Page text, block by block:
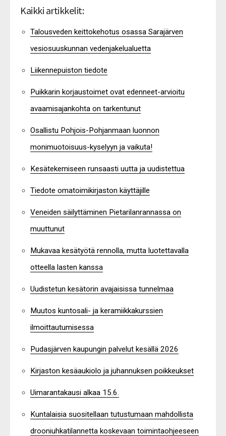
Kaikki artikkelit:
Talousveden keittokehotus osassa Sarajärven
vesiosuuskunnan vedenjakelualuetta
Liikennepuiston tiedote
Puikkarin korjaustoimet ovat edenneet-arvioitu
avaamisajankohta on tarkentunut
Osallistu Pohjois-Pohjanmaan luonnon
monimuotoisuus-kyselyyn ja vaikuta!
Kesätekemiseen runsaasti uutta ja uudistettua
Tiedote omatoimikirjaston käyttäjille
Veneiden säilyttäminen Pietarilanrannassa on
muuttunut
Mukavaa kesätyötä rennolla, mutta luotettavalla
otteella lasten kanssa
Uudistetun kesätorin avajaisissa tunnelmaa
Muutos kuntosali- ja keramiikkakurssien
ilmoittautumisessa
Pudasjärven kaupungin palvelut kesällä 2026
Kirjaston kesäaukiolo ja juhannuksen poikkeukset
Uimarantakausi alkaa 15.6.
Kuntalaisia suositellaan tutustumaan mahdollista
drooniuhkatilannetta koskevaan toimintaohjeeseen